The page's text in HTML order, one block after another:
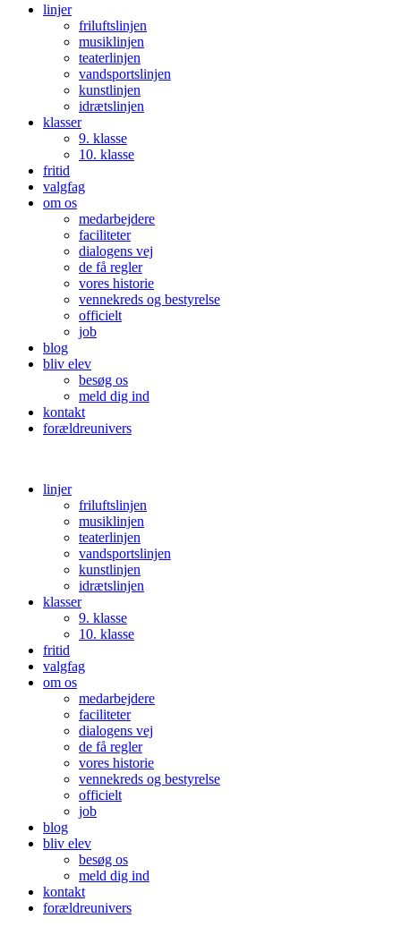
linjer
friluftslinjen
musiklinjen
teaterlinjen
vandsportslinjen
kunstlinjen
idrætslinjen
klasser
9. klasse
10. klasse
fritid
valgfag
om os
medarbejdere
faciliteter
dialogens vej
de få regler
vores historie
vennekreds og bestyrelse
officielt
job
blog
bliv elev
besøg os
meld dig ind
kontakt
forældreunivers
linjer
friluftslinjen
musiklinjen
teaterlinjen
vandsportslinjen
kunstlinjen
idrætslinjen
klasser
9. klasse
10. klasse
fritid
valgfag
om os
medarbejdere
faciliteter
dialogens vej
de få regler
vores historie
vennekreds og bestyrelse
officielt
job
blog
bliv elev
besøg os
meld dig ind
kontakt
forældreunivers